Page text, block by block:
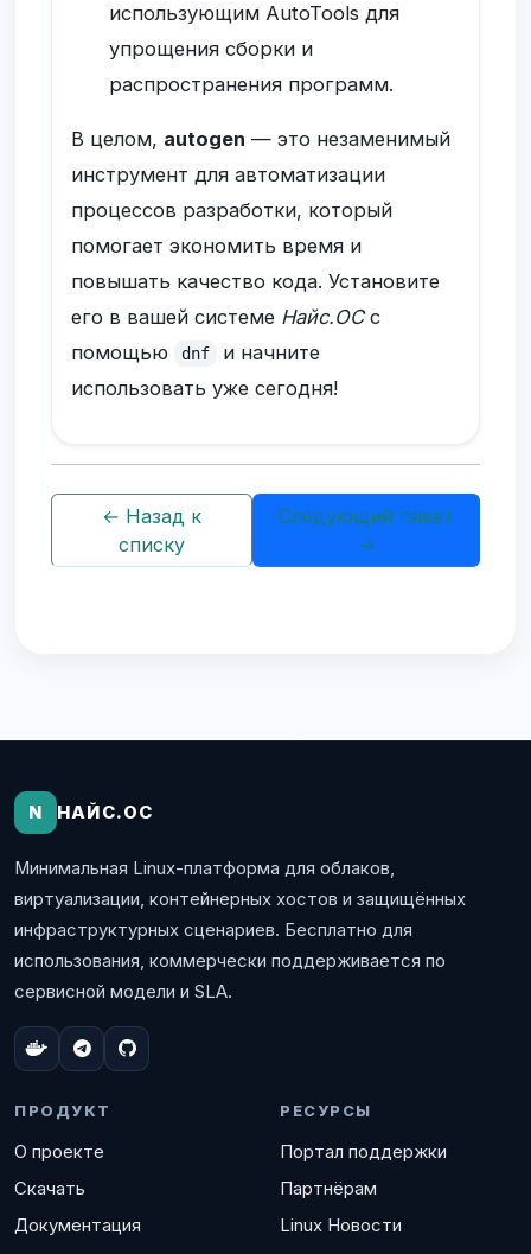
использующим AutoTools для
упрощения сборки и
распространения программ.
В целом, autogen — это незаменимый
инструмент для автоматизации
процессов разработки, который
помогает экономить время и
повышать качество кода. Установите
его в вашей системе Найс.ОСс
помощью
dnf
и начните
использовать уже сегодня!
← Назад к
списку
Следующий пакет
→
N НАЙС.ОС
Минимальная Linux-платформа для облаков,
виртуализации, контейнерных хостов и защищённых
инфраструктурных сценариев. Бесплатно для
использования, коммерчески поддерживается по
сервисной модели и SLA.
ПРОДУКТ
О проекте
Скачать
Документация
РЕСУРСЫ
Портал поддержки
Партнёрам
Linux Новости